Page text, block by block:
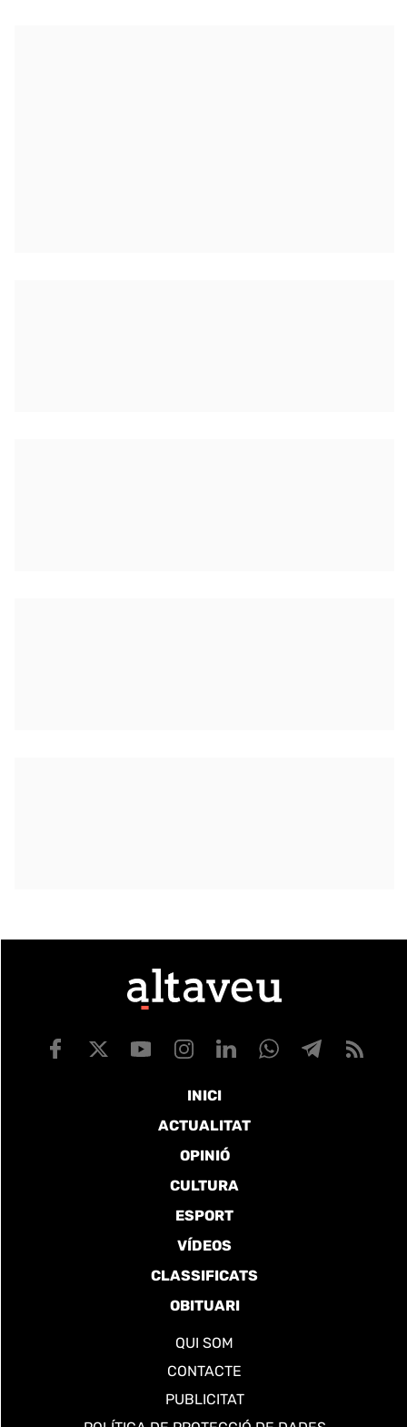
INICI
ACTUALITAT
OPINIÓ
CULTURA
ESPORT
VÍDEOS
CLASSIFICATS
OBITUARI
QUI SOM
CONTACTE
PUBLICITAT